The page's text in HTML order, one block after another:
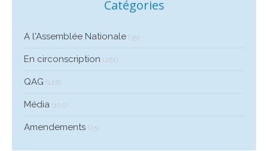
Catégories
A l'Assemblée Nationale (35)
En circonscription (281)
QAG (126)
Média (100)
Amendements (25)